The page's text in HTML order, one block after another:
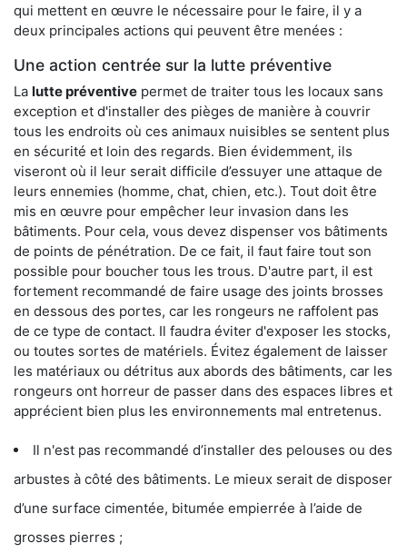
qui mettent en œuvre le nécessaire pour le faire, il y a
deux principales actions qui peuvent être menées :
Une action centrée sur la lutte préventive
La lutte préventive permet de traiter tous les locaux sans
exception et d'installer des pièges de manière à couvrir
tous les endroits où ces animaux nuisibles se sentent plus
en sécurité et loin des regards. Bien évidemment, ils
viseront où il leur serait difficile d’essuyer une attaque de
leurs ennemies (homme, chat, chien, etc.). Tout doit être
mis en œuvre pour empêcher leur invasion dans les
bâtiments. Pour cela, vous devez dispenser vos bâtiments
de points de pénétration. De ce fait, il faut faire tout son
possible pour boucher tous les trous. D'autre part, il est
fortement recommandé de faire usage des joints brosses
en dessous des portes, car les rongeurs ne raffolent pas
de ce type de contact. Il faudra éviter d'exposer les stocks,
ou toutes sortes de matériels. Évitez également de laisser
les matériaux ou détritus aux abords des bâtiments, car les
rongeurs ont horreur de passer dans des espaces libres et
apprécient bien plus les environnements mal entretenus.
Il n'est pas recommandé d’installer des pelouses ou des
arbustes à côté des bâtiments. Le mieux serait de disposer
d’une surface cimentée, bitumée empierrée à l’aide de
grosses pierres ;